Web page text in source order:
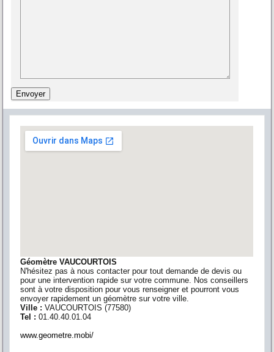
Géomètre VAUCOURTOIS
N'hésitez pas à nous contacter pour tout demande de devis ou
pour une intervention rapide sur votre commune. Nos conseillers
sont à votre disposition pour vous renseigner et pourront vous
envoyer rapidement un géomètre sur votre ville.
Ville :VAUCOURTOIS (77580)
Tel :01.40.40.01.04
www.geometre.mobi/